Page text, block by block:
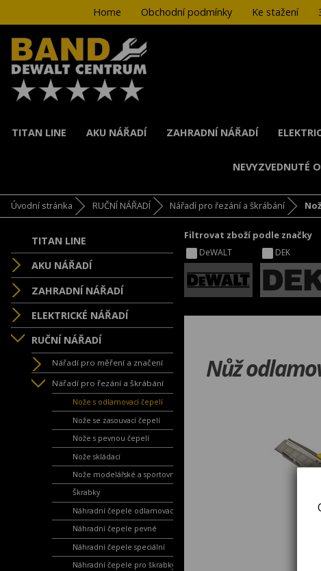
Home Obchodní podmínky Ke stažení
TITAN LINE AKU NÁŘADÍ ZAHRADNÍ NÁŘADÍ
NEVYZVEDNUTÉ
Úvodní stránka RUČNÍ NÁŘADÍ Nářadí pro řezání a škrábání
TITAN LINE
AKU NÁŘADÍ
ZAHRADNÍ NÁŘADÍ
ELEKTRICKÉ NÁŘADÍ
RUČNÍ NÁŘADÍ
Nářadí pro měření a značení
Nářadí pro řezání a škrábání
Nože s odlamovací čepelí
Nože se zasouvací čepelí
Nože s pevnou čepelí
Nože skládací
Nože modelářské a sportovní
Škrabky
Náhradní čepele odlamovací
Náhradní čepele pevné
Náhradní čepele speciální
Náhradní čepele pro škrabky
Filtrovat zboží podle značky
DeWALT DEK
Nůž